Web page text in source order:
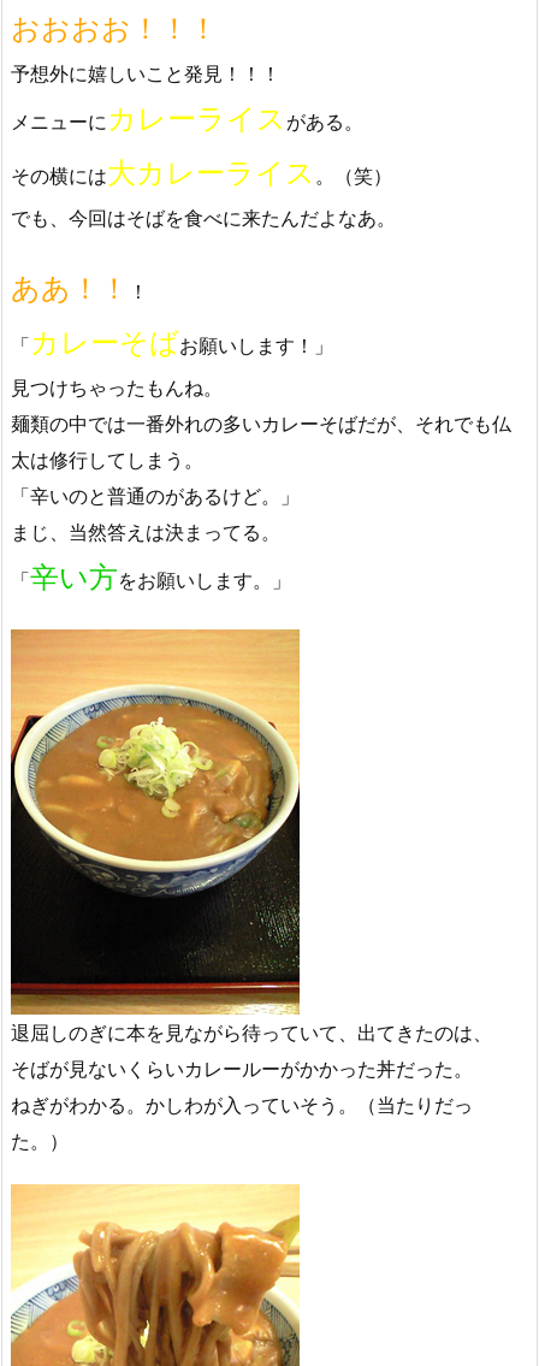
おおおお！！！
予想外に嬉しいこと発見！！！
メニューに カレーライス がある。
その横には大カレーライス 。（笑）
でも、今回はそばを食べに来たんだよなあ。
ああ！！ ！
「 カレーそばお願いします！」
見つけちゃったもんね。
麺類の中では一番外れの多いカレーそばだが、それでも仏
太は修行してしまう。
「辛いのと普通のがあるけど。」
まじ、当然答えは決まってる。
「辛い方をお願いします。」
退屈しのぎに本を見ながら待っていて、出てきたのは、
そばが見ないくらいカレールーがかかった丼だった。
ねぎがわかる。かしわが入っていそう。（当たりだっ
た。）